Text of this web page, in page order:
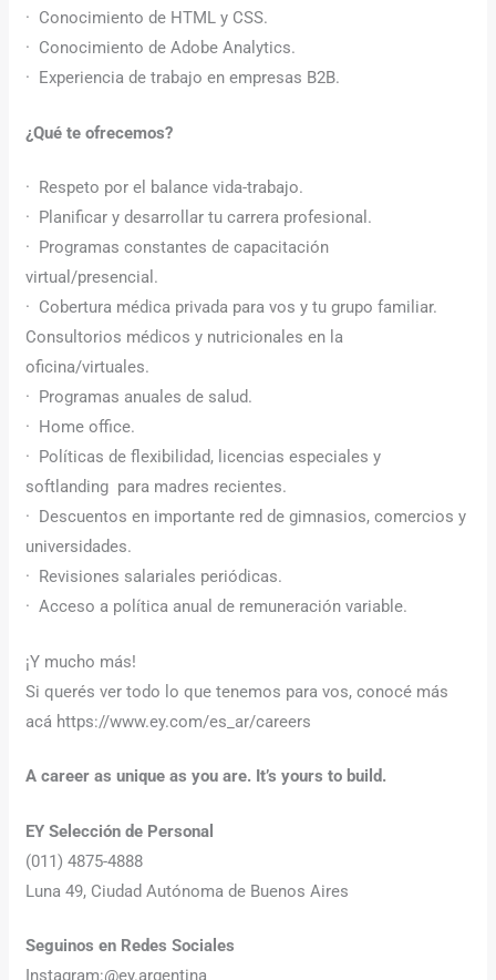
· Conocimiento de HTML y CSS.
· Conocimiento de Adobe Analytics.
· Experiencia de trabajo en empresas B2B.
¿Qué te ofrecemos?
· Respeto por el balance vida-trabajo.
· Planificar y desarrollar tu carrera profesional.
· Programas constantes de capacitación
virtual/presencial.
· Cobertura médica privada para vos y tu grupo familiar.
Consultorios médicos y nutricionales en la
oficina/virtuales.
· Programas anuales de salud.
· Home office.
· Políticas de flexibilidad, licencias especiales y
softlanding para madres recientes.
· Descuentos en importante red de gimnasios, comercios y
universidades.
· Revisiones salariales periódicas.
· Acceso a política anual de remuneración variable.
¡Y mucho más!
Si querés ver todo lo que tenemos para vos, conocé más
acá https://www.ey.com/es_ar/careers
A career as unique as you are. It’s yours to build.
EY Selección de Personal
(011) 4875-4888
Luna 49, Ciudad Autónoma de Buenos Aires
Seguinos en Redes Sociales
Instagram:@ey.argentina